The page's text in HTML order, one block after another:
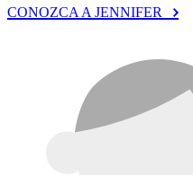
CONOZCA A JENNIFER